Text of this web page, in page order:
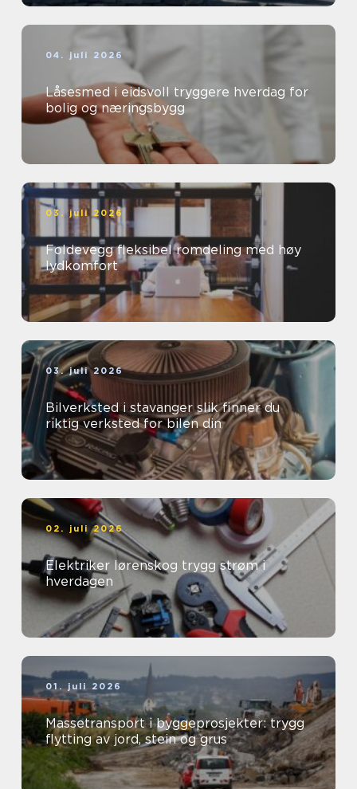
04. juli 2026
Låsesmed i eidsvoll tryggere hverdag for
bolig og næringsbygg
03. juli 2026
Foldevegg fleksibel romdeling med høy
lydkomfort
03. juli 2026
Bilverksted i stavanger slik finner du
riktig verksted for bilen din
02. juli 2026
Elektriker lørenskog trygg strøm i
hverdagen
01. juli 2026
Massetransport i byggeprosjekter: trygg
flytting av jord, stein og grus